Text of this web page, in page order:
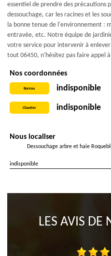
essentiel de prendre des précautions
dessouchage, car les racines et les
la bonne tenue de l'environnement :
entravée, etc. Notre équipe de
votre service pour intervenir à
tout 06450, n'hésitez pas faire appel à
Nos coordonnées
Bureau indisponible
Chantier indisponible
Nous localiser
Dessouchage arbre et haie
indisponible
LES AVIS DE